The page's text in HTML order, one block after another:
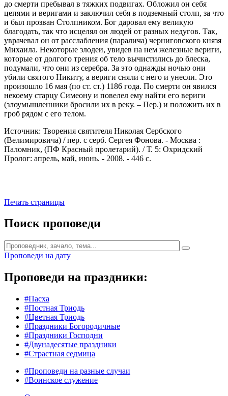
до смерти пребывал в тяжких подвигах. Обложил он себя
цепями и веригами и заключил себя в подземный столп, за что
и был прозван Столпником. Бог даровал ему великую
благодать, так что исцелял он людей от разных недугов. Так,
уврачевал он от расслабления (паралича) черниговского князя
Михаила. Некоторые злодеи, увидев на нем железные вериги,
которые от долгого трения об тело вычистились до блеска,
подумали, что они из серебра. За это однажды ночью они
убили святого Никиту, а вериги сняли с него и унесли. Это
произошло 16 мая (по ст. ст.) 1186 года. По смерти он явился
некоему старцу Симеону и повелел ему найти его вериги
(злоумышленники бросили их в реку. – Пер.) и положить их в
гроб рядом с его телом.
Источник: Творения святителя Николая Сербского
(Велимировича) / пер. с серб. Сергея Фонова. - Москва :
Паломник, (ПФ Красный пролетарий). / Т. 5: Охридский
Пролог: апрель, май, июнь. - 2008. - 446 с.
Печать страницы
Поиск проповеди
Проповеди на дату
Проповеди на праздники:
#Пасха
#Постная Триодь
#Цветная Триодь
#Праздники Богородичные
#Праздники Господни
#Двунадесятые праздники
#Страстная седмица
#Проповеди на разные случаи
#Воинское служение